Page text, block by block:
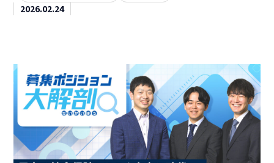
2026.02.24